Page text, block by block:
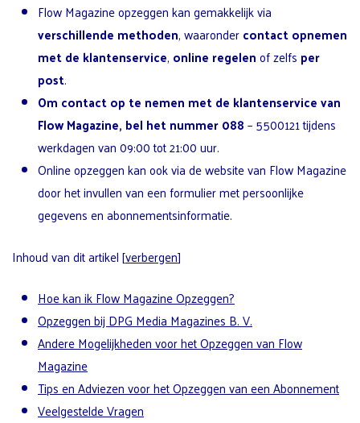
Flow Magazine opzeggen kan gemakkelijk via
verschillende methoden, waarondercontact opnemen
met de klantenservice, online regelenof zelfs per
post.
Om contact op te nemen met de klantenservice van
Flow Magazine, bel het nummer 088– 5500121 tijdens
werkdagen van 09:00 tot 21:00 uur.
Online opzeggen kan ook via de website van Flow Magazine
door het invullen van een formulier met persoonlijke
gegevens en abonnementsinformatie.
Inhoud van dit artikel[verbergen]
Hoe kan ik Flow Magazine Opzeggen?
Opzeggen bij DPG Media Magazines B. V.
Andere Mogelijkheden voor het Opzeggen van Flow
Magazine
Tips en Adviezen voor het Opzeggen van een Abonnement
Veelgestelde Vragen